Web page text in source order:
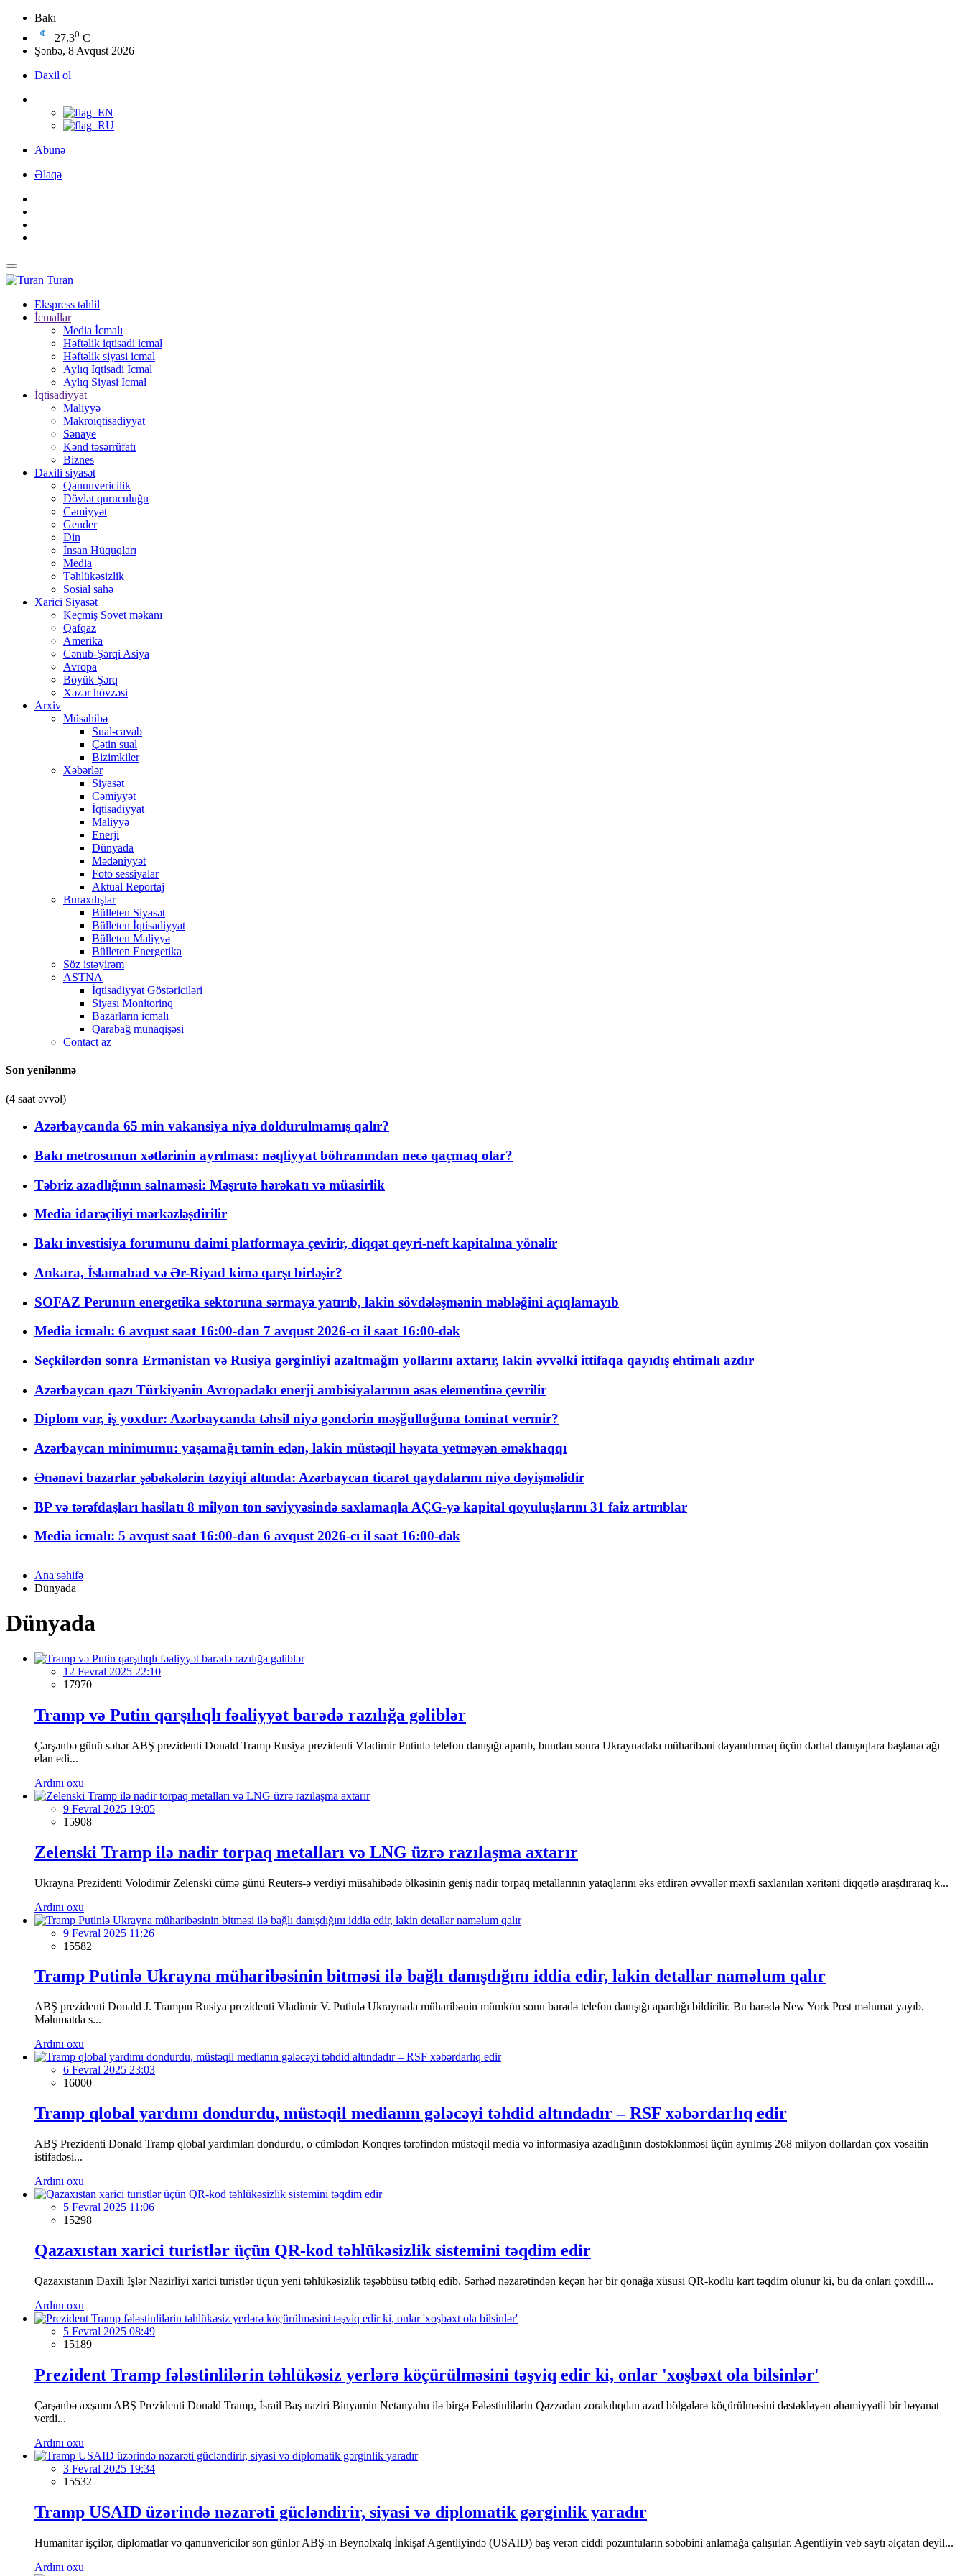
Bakı
27.30 C
Şənbə, 8 Avqust 2026
Daxil ol
Abunə
Əlaqə
Turan
Ekspress təhlil
İcmallar
Media İcmalı
Həftəlik iqtisadi icmal
Həftəlik siyasi icmal
Aylıq İqtisadi İcmal
Aylıq Siyasi İcmal
İqtisadiyyat
Maliyyə
Makroiqtisadiyyat
Sənaye
Kənd təsərrüfatı
Biznes
Daxili siyasət
Qanunvericilik
Dövlət quruculuğu
Cəmiyyət
Gender
Din
İnsan Hüquqları
Media
Təhlükəsizlik
Sosial sahə
Xarici Siyasət
Keçmiş Sovet məkanı
Qafqaz
Amerika
Cənub-Şərqi Asiya
Avropa
Böyük Şərq
Xəzər hövzəsi
Arxiv
Müsahibə
Sual-cavab
Çətin sual
Bizimkiler
Xəbərlər
Siyasət
Cəmiyyət
İqtisadiyyat
Maliyyə
Enerji
Dünyada
Mədəniyyət
Foto sessiyalar
Aktual Reportaj
Buraxılışlar
Bülleten Siyasət
Bülleten İqtisadiyyat
Bülleten Maliyyə
Bülleten Energetika
Söz istəyirəm
ASTNA
İqtisadiyyat Göstəriciləri
Siyası Monitorinq
Bazarların icmalı
Qarabağ münaqişəsi
Contact az
Son yenilənmə
(4 saat əvvəl)
Azərbaycanda 65 min vakansiya niyə doldurulmamış qalır?
Bakı metrosunun xətlərinin ayrılması: nəqliyyat böhranından necə qaçmaq olar?
Təbriz azadlığının salnaməsi: Məşrutə hərəkatı və müasirlik
Media idarəçiliyi mərkəzləşdirilir
Bakı investisiya forumunu daimi platformaya çevirir, diqqət qeyri-neft kapitalına yönəlir
Ankara, İslamabad və Ər-Riyad kimə qarşı birləşir?
SOFAZ Perunun energetika sektoruna sərmayə yatırıb, lakin sövdələşmənin məbləğini açıqlamayıb
Media icmalı: 6 avqust saat 16:00-dan 7 avqust 2026-cı il saat 16:00-dək
Seçkilərdən sonra Ermənistan və Rusiya gərginliyi azaltmağın yollarını axtarır, lakin əvvəlki ittifaqa qayıdış ehtimalı azdır
Azərbaycan qazı Türkiyənin Avropadakı enerji ambisiyalarının əsas elementinə çevrilir
Diplom var, iş yoxdur: Azərbaycanda təhsil niyə gənclərin məşğulluğuna təminat vermir?
Azərbaycan minimumu: yaşamağı təmin edən, lakin müstəqil həyata yetməyən əməkhaqqı
Ənənəvi bazarlar şəbəkələrin təzyiqi altında: Azərbaycan ticarət qaydalarını niyə dəyişməlidir
BP və tərəfdaşları hasilatı 8 milyon ton səviyyəsində saxlamaqla AÇG-yə kapital qoyuluşlarını 31 faiz artırıblar
Media icmalı: 5 avqust saat 16:00-dan 6 avqust 2026-cı il saat 16:00-dək
Ana səhifə
Dünyada
Dünyada
12 Fevral 2025 22:10
17970
Tramp və Putin qarşılıqlı fəaliyyət barədə razılığa gəliblər
Çərşənbə günü səhər ABŞ prezidenti Donald Tramp Rusiya prezidenti Vladimir Putinlə telefon danışığı aparıb, bundan sonra Ukraynadakı müharibəni dayandırmaq üçün dərhal danışıqlara başlanacağı
elan edi...
Ardını oxu
9 Fevral 2025 19:05
15908
Zelenski Tramp ilə nadir torpaq metalları və LNG üzrə razılaşma axtarır
Ukrayna Prezidenti Volodimir Zelenski cümə günü Reuters-ə verdiyi müsahibədə ölkəsinin geniş nadir torpaq metallarının yataqlarını əks etdirən əvvəllər məxfi saxlanılan xəritəni diqqətlə araşdıraraq k...
Ardını oxu
9 Fevral 2025 11:26
15582
Tramp Putinlə Ukrayna müharibəsinin bitməsi ilə bağlı danışdığını iddia edir, lakin detallar naməlum qalır
ABŞ prezidenti Donald J. Trampın Rusiya prezidenti Vladimir V. Putinlə Ukraynada müharibənin mümkün sonu barədə telefon danışığı apardığı bildirilir. Bu barədə New York Post məlumat yayıb.
Məlumatda s...
Ardını oxu
6 Fevral 2025 23:03
16000
Tramp qlobal yardımı dondurdu, müstəqil medianın gələcəyi təhdid altındadır – RSF xəbərdarlıq edir
ABŞ Prezidenti Donald Tramp qlobal yardımları dondurdu, o cümlədən Konqres tərəfindən müstəqil media və informasiya azadlığının dəstəklənməsi üçün ayrılmış 268 milyon dollardan çox vəsaitin
istifadəsi...
Ardını oxu
5 Fevral 2025 11:06
15298
Qazaxıstan xarici turistlər üçün QR-kod təhlükəsizlik sistemini təqdim edir
Qazaxıstanın Daxili İşlər Nazirliyi xarici turistlər üçün yeni təhlükəsizlik təşəbbüsü tətbiq edib. Sərhəd nəzarətindən keçən hər bir qonağa xüsusi QR-kodlu kart təqdim olunur ki, bu da onları çoxdill...
Ardını oxu
5 Fevral 2025 08:49
15189
Prezident Tramp fələstinlilərin təhlükəsiz yerlərə köçürülməsini təşviq edir ki, onlar 'xoşbəxt ola bilsinlər'
Çərşənbə axşamı ABŞ Prezidenti Donald Tramp, İsrail Baş naziri Binyamin Netanyahu ilə birgə Fələstinlilərin Qəzzadan zorakılıqdan azad bölgələrə köçürülməsini dəstəkləyən əhəmiyyətli bir bəyanat
verdi...
Ardını oxu
3 Fevral 2025 19:34
15532
Tramp USAID üzərində nəzarəti gücləndirir, siyasi və diplomatik gərginlik yaradır
Humanitar işçilər, diplomatlar və qanunvericilər son günlər ABŞ-ın Beynəlxalq İnkişaf Agentliyində (USAID) baş verən ciddi pozuntuların səbəbini anlamağa çalışırlar. Agentliyin veb saytı əlçatan deyil...
Ardını oxu